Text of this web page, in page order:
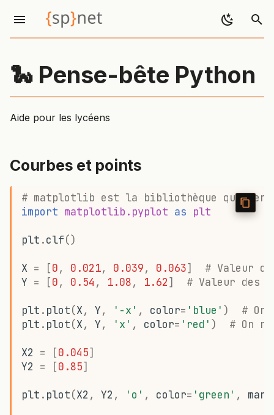
I
Courbes et points
Changer les graduations
Verticale
Horizontale
Modélisation par une parabole
Histogramme
Dérivée (par exemple pour un dosage)
Changer l’échelle
🐍 Pense-bête Python
Aide pour les lycéens
Courbes et points
# matplotlib est la bibliothèque qui
import matplotlib.pyplot as plt
plt .clf()
X = [0, 0.021, 0.039, 0.063]
# Valeur
Y = [0, 0.54 , 1.08, 1.62] # Valeur des y
plt . plot(X, Y, '-x' , color= 'blue' )
#
plt . plot(X, Y, 'x' , color= 'red' ) # On
X2 = [0.045]
Y2 = [0.85]
plt . plot(X2 , Y2 , 'o' , color= 'green' ,